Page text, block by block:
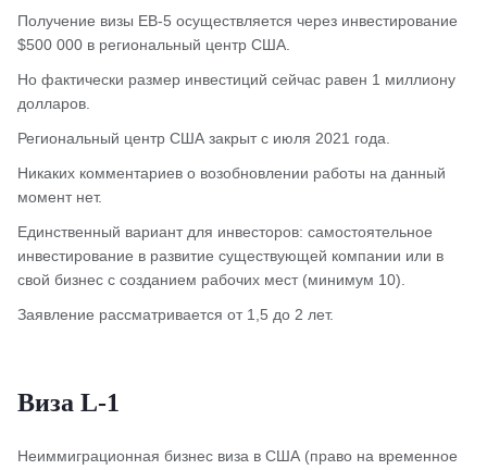
Получение визы EB-5 осуществляется через инвестирование
$500 000 в региональный центр США.
Но фактически размер инвестиций сейчас равен 1 миллиону
долларов.
Региональный центр США закрыт с июля 2021 года.
Никаких комментариев о возобновлении работы на данный
момент нет.
Единственный вариант для инвесторов: самостоятельное
инвестирование в развитие существующей компании или в
свой бизнес с созданием рабочих мест (минимум 10).
Заявление рассматривается от 1,5 до 2 лет.
Виза L-1
Неиммиграционная бизнес виза в США (право на временное